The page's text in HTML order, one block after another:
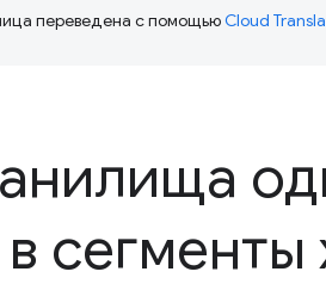
переведена с помощьюCloud
сегменты